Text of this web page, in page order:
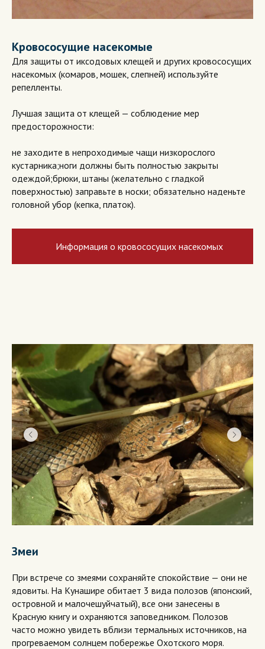
Кровососущие насекомые
Для защиты от иксодовых клещей и других кровососущих
насекомых (комаров, мошек, слепней) используйте
репелленты.
Лучшая защита от клещей — соблюдение мер
предосторожности:
не заходите в непроходимые чащи низкорослого
кустарника;ноги должны быть полностью закрыты
одеждой;брюки, штаны (желательно с гладкой
поверхностью) заправьте в носки; обязательно наденьте
головной убор (кепка, платок).
Информация о кровососущих насекомых
Змеи
При встрече со змеями сохраняйте спокойствие — они не
ядовиты. На Кунашире обитает 3 вида полозов (японский,
островной и малочешуйчатый), все они занесены в
Красную книгу и охраняются заповедником. Полозов
часто можно увидеть вблизи термальных источников, на
прогреваемом солнцем побережье Охотского моря.